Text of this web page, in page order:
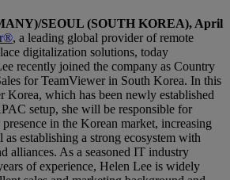
SEOUL (SOUTH KOREA), April
, a leading global provider of remote
digitalization solutions, today
recently joined the company as Country
for TeamViewer in South Korea. In this
Korea, which has been newly established
setup, she will be responsible for
in the Korean market, increasing
as establishing a strong ecosystem with
alliances. As a seasoned IT industry
of experience, Helen Lee is widely